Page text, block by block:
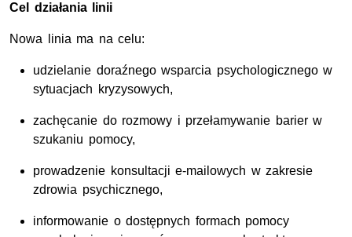
Cel działania linii
Nowa linia ma na celu:
udzielanie doraźnego wsparcia psychologicznego w
sytuacjach kryzysowych,
zachęcanie do rozmowy i przełamywanie barier w
szukaniu pomocy,
prowadzenie konsultacji e-mailowych w zakresie
zdrowia psychicznego,
informowanie o dostępnych formach pomocy